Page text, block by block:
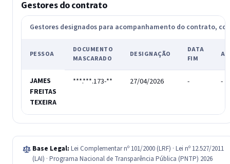
Gestores do contrato
Gestores designados para acompanhamento do contrato,
PESSOA
DOCUMENTO
MASCARADO
DESIGNAÇÃO
DATA
FIM
JAMES
FREITAS
TEXEIRA
***.***.173-** 27/04/2026 - -
Base Legal: Lei Complementar nº 101/2000 (LRF) · Lei nº 12.527/2011
(LAI) · Programa Nacional de Transparência Pública (PNTP) 2026